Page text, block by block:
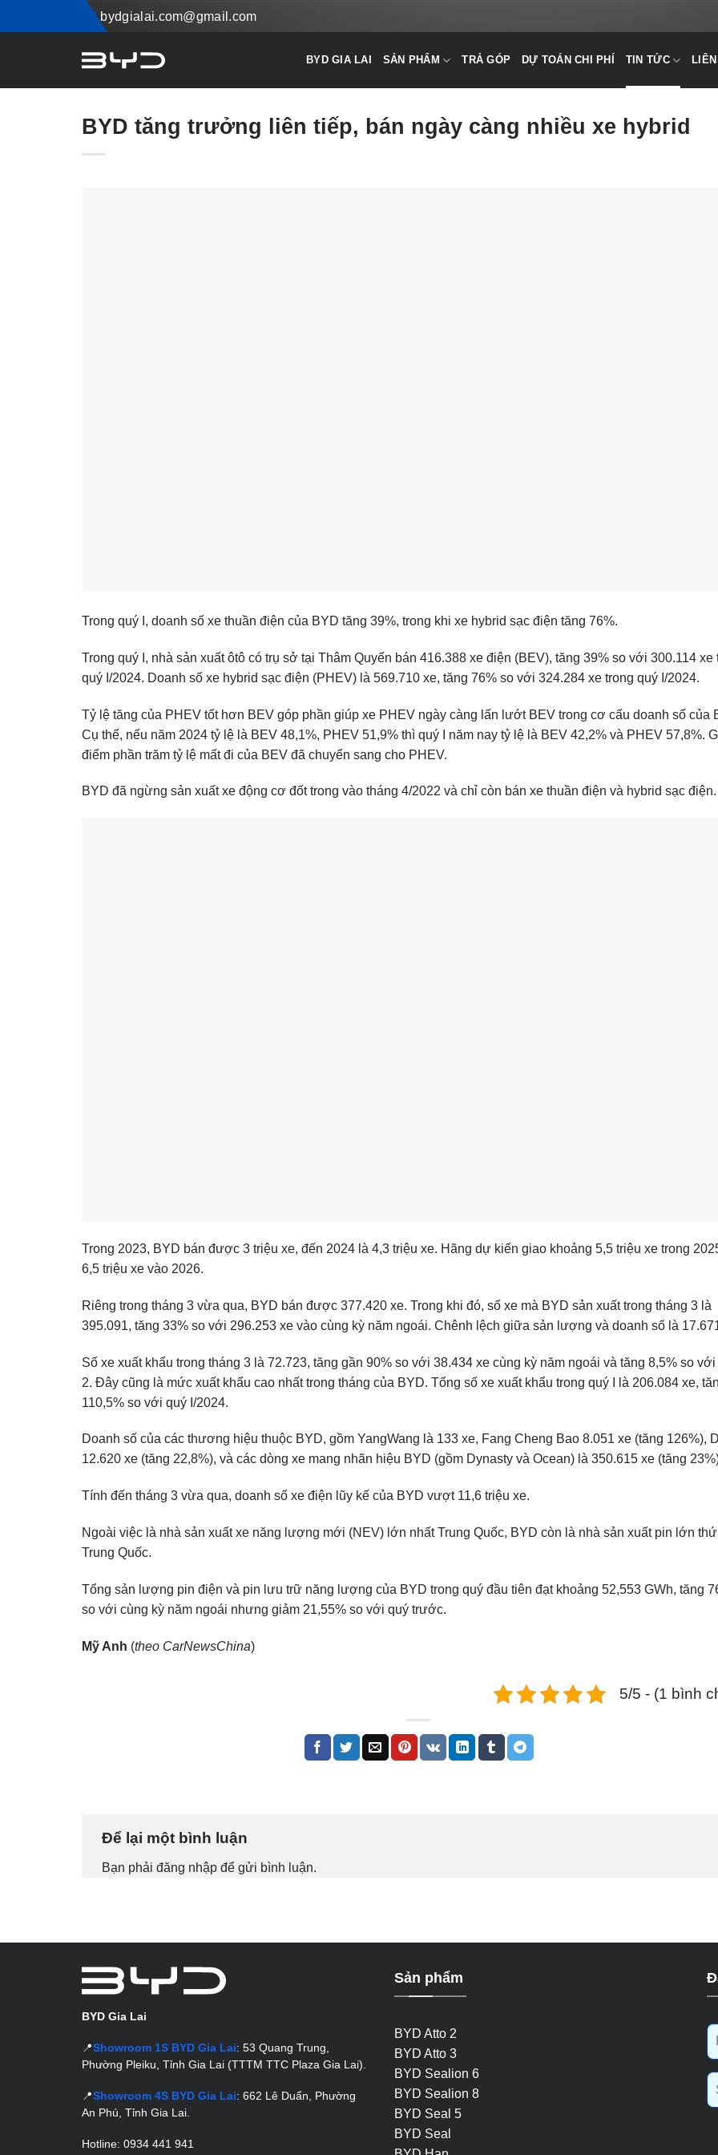
to
bydgialai.com@gmail.com
BYD GIA LAI SẢN PHẨM TRẢ GÓP DỰ TOÁN CHI PHÍ TIN TỨC
BYD tăng trưởng liên tiếp, bán ngày càng nhiều xe hybrid
Trong quý I, doanh số xe thuần điện của BYD tăng 39%, trong khi xe hybrid sạc điện tăng 76%.
Trong quý I, nhà sản xuất ôtô có trụ sở tại Thâm Quyến bán 416.388 xe điện (BEV), tăng 39% so với 300.114 xe
quý I/2024. Doanh số xe hybrid sạc điện (PHEV) là 569.710 xe, tăng 76% so với 324.284 xe trong quý I/2024.
Tỷ lệ tăng của PHEV tốt hơn BEV góp phần giúp xe PHEV ngày càng lấn lướt BEV trong cơ cấu doanh số của
Cụ thể, nếu năm 2024 tỷ lệ là BEV 48,1%, PHEV 51,9% thì quý I năm nay tỷ lệ là BEV 42,2% và PHEV 57,8%.
điểm phần trăm tỷ lệ mất đi của BEV đã chuyển sang cho PHEV.
BYD đã ngừng sản xuất xe động cơ đốt trong vào tháng 4/2022 và chỉ còn bán xe thuần điện và hybrid sạc điện.
Trong 2023, BYD bán được 3 triệu xe, đến 2024 là 4,3 triệu xe. Hãng dự kiến giao khoảng 5,5 triệu xe trong
6,5 triệu xe vào 2026.
Riêng trong tháng 3 vừa qua, BYD bán được 377.420 xe. Trong khi đó, số xe mà BYD sản xuất trong tháng 3 là
395.091, tăng 33% so với 296.253 xe vào cùng kỳ năm ngoái. Chênh lệch giữa sản lượng và doanh số là
Số xe xuất khẩu trong tháng 3 là 72.723, tăng gần 90% so với 38.434 xe cùng kỳ năm ngoái và tăng 8,5% so với
2. Đây cũng là mức xuất khẩu cao nhất trong tháng của BYD. Tổng số xe xuất khẩu trong quý I là 206.084 xe,
110,5% so với quý I/2024.
Doanh số của các thương hiệu thuộc BYD, gồm YangWang là 133 xe, Fang Cheng Bao 8.051 xe (tăng 126%),
12.620 xe (tăng 22,8%), và các dòng xe mang nhãn hiệu BYD (gồm Dynasty và Ocean) là 350.615 xe (tăng
Tính đến tháng 3 vừa qua, doanh số xe điện lũy kế của BYD vượt 11,6 triệu xe.
Ngoài việc là nhà sản xuất xe năng lượng mới (NEV) lớn nhất Trung Quốc, BYD còn là nhà sản xuất pin lớn
Trung Quốc.
Tổng sản lượng pin điện và pin lưu trữ năng lượng của BYD trong quý đầu tiên đạt khoảng 52,553 GWh, tăng
so với cùng kỳ năm ngoái nhưng giảm 21,55% so với quý trước.
Mỹ Anh (theo CarNewsChina)
5/5 - (1 bình
Để lại một bình luận
Bạn phải đăng nhập để gửi bình luận.
BYD Gia Lai
📍Showroom 1S BYD Gia Lai: 53 Quang Trung,
Phường Pleiku, Tỉnh Gia Lai (TTTM TTC Plaza Gia Lai).
📍Showroom 4S BYD Gia Lai: 662 Lê Duẩn, Phường
An Phú, Tỉnh Gia Lai.
Hotline: 0934 441 941
Sản phẩm
BYD Atto 2
BYD Atto 3
BYD Sealion 6
BYD Sealion 8
BYD Seal 5
BYD Seal